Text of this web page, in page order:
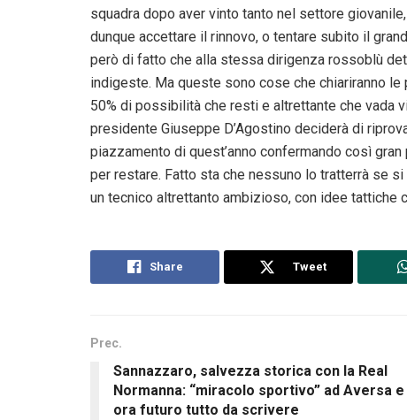
squadra dopo aver vinto tanto nel settore
dunque accettare il rinnovo, o tentare subito il
però di fatto che alla stessa dirigenza rossoblù
indigeste. Ma queste sono cose che chiariranno
50% di possibilità che resti e altrettante che vada
presidente Giuseppe D’Agostino deciderà di
piazzamento di quest’anno confermando così
per restare. Fatto sta che nessuno lo tratterrà se
un tecnico altrettanto ambizioso, con idee tattiche
Share Tweet
Prec.
Sannazzaro, salvezza storica con la Real
Normanna: “miracolo sportivo” ad Aversa e
ora futuro tutto da scrivere